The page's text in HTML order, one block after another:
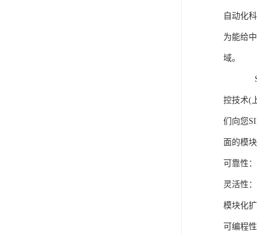
自动化
为能给
域。
控技术(
们向您
面的模
可靠性
灵活性
模块化
可编程